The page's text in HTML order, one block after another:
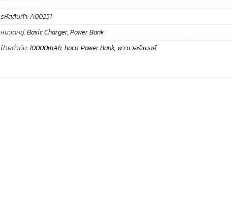
รหัสสินค้า:A00251
หมวดหมู่:Basic Charger, Power Bank
ป้ายกำกับ: 10000mAh, hoco, Power Bank, พาวเวอร์แบงค์